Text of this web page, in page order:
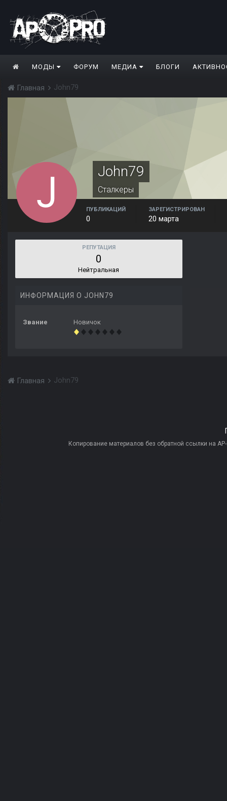
МОДЫ ФОРУМ МЕДИА БЛОГИ
Главная John79
John79
Сталкеры
ПУБЛИКАЦИЙ
0
ЗАРЕГИСТРИРОВАН
20 марта
РЕПУТАЦИЯ
0
Нейтральная
ИНФОРМАЦИЯ О JOHN79
Звание Новичок
Главная John79
Копирование материалов без обратной ссылки на